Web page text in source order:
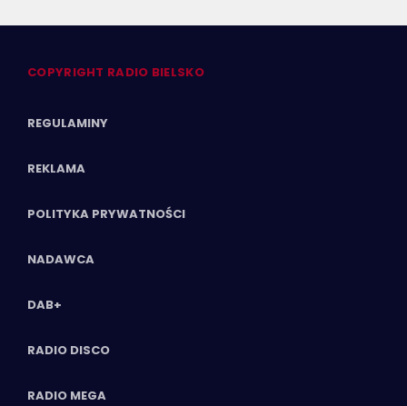
COPYRIGHT RADIO BIELSKO
REGULAMINY
REKLAMA
POLITYKA PRYWATNOŚCI
NADAWCA
DAB+
RADIO DISCO
RADIO MEGA